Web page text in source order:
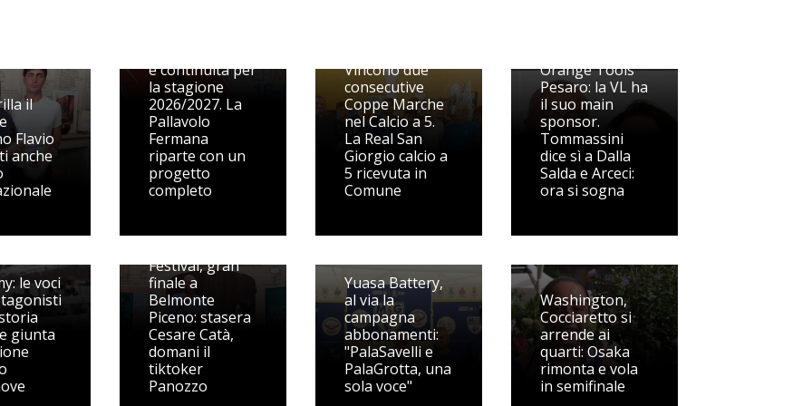
il
Flavio
anche
e continuità per
la stagione
2026/2027. La
Pallavolo
Fermana
riparte con un
progetto
completo
Vincono due
consecutive
Coppe Marche
nel Calcio a 5.
La Real San
Giorgio calcio a
5 ricevuta in
Comune
Orange Tools
Pesaro: la VL ha
il suo main
sponsor.
Tommassini
dice sì a Dalla
Salda e Arceci:
ora si sogna
le voci
giunta
Festival, gran
finale a
Belmonte
Piceno: stasera
Cesare Catà,
domani il
tiktoker
Panozzo
Yuasa Battery,
al via la
campagna
abbonamenti:
"PalaSavelli e
PalaGrotta, una
sola voce"
Washington,
Cocciaretto si
arrende ai
quarti: Osaka
rimonta e vola
in semifinale